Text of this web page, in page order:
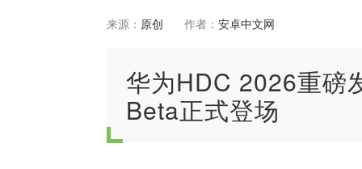
来源： 原创 作者： 安卓中文网
华为HDC 2026重磅
Beta正式登场